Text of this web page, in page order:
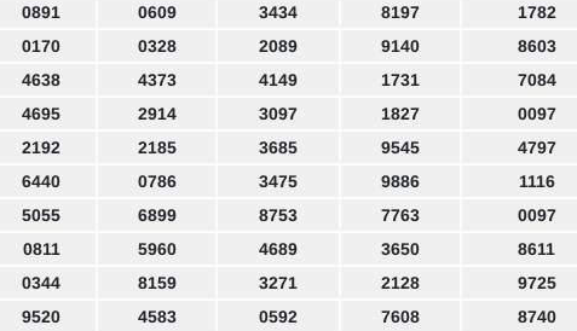
0891 0609 3434 8197
1782
0170 0328 2089 9140
8603
4638 4373 4149 1731
7084
4695 2914 3097 1827
0097
2192 2185 3685 9545
4797
6440 0786 3475 9886
1116
5055 6899 8753 7763
0097
0811 5960 4689 3650
8611
0344 8159 3271 2128
9725
9520 4583 0592 7608
8740